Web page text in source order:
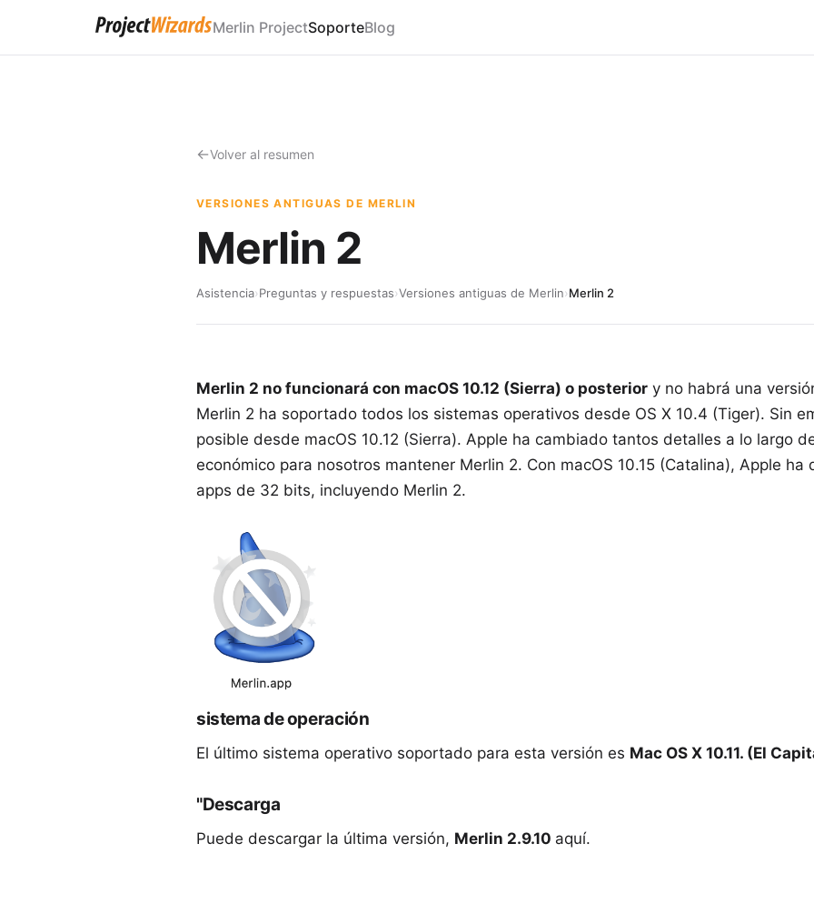
Merlin ProjectSoporteBlog
Volver al resumen
VERSIONES ANTIGUAS DE MERLIN
Merlin 2
Asistencia›Preguntas y respuestas›Versiones antiguas de Merlin›Merlin 2
Merlin 2 no funcionará con macOS 10.12 (Sierra) o posterior y no habrá una
Merlin 2 ha soportado todos los sistemas operativos desde OS X 10.4 (Tiger). Sin
posible desde macOS 10.12 (Sierra). Apple ha cambiado tantos detalles a lo largo
económico para nosotros mantener Merlin 2. Con macOS 10.15 (Catalina), Apple
apps de 32 bits, incluyendo Merlin 2.
sistema de operación
El último sistema operativo soportado para esta versión es Mac OS X 10.11. (El
"Descarga
Puede descargar la última versión, Merlin 2.9.10 aquí.